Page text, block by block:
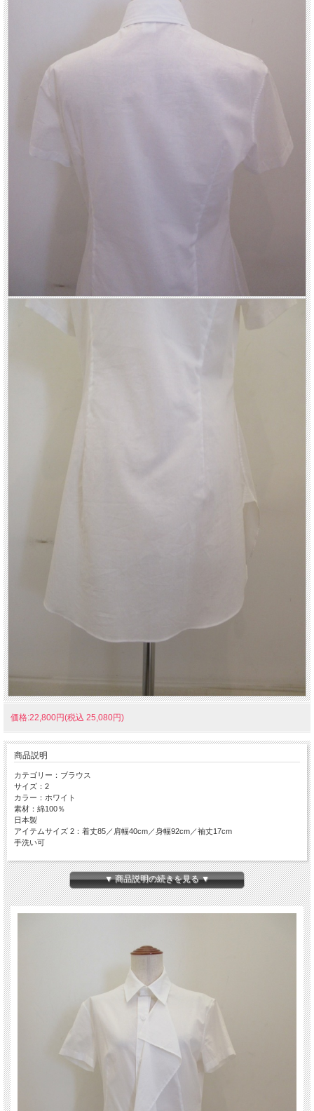
価格:22,800円(税込 25,080円)
商品説明
カテゴリー：ブラウス
サイズ：2
カラー：ホワイト
素材：綿100％
日本製
アイテムサイズ 2：着丈85／肩幅40cm／身幅92cm／袖丈17cm
手洗い可
▼ 商品説明の続きを見る ▼